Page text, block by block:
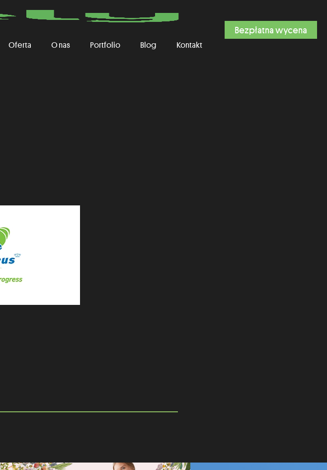
Oferta O nas Portfolio Blog Kontakt
Bezpłatna wycena